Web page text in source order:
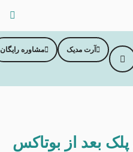
آرت مدیک مشاوره رایگان
بعد از بوتاکس